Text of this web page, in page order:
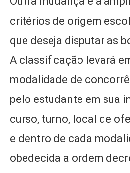
critérios de origem
que deseja disputar as
A classificação levará
modalidade de
pelo estudante em sua
curso, turno, local de
e dentro de cada
obedecida a ordem